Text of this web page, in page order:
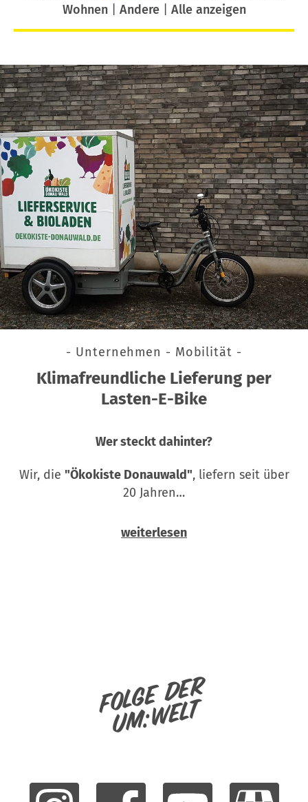
Wohnen| Andere| Alle anzeigen
- Unternehmen - Mobilität -
Klimafreundliche Lieferung per
Lasten-E-Bike
Wer steckt dahinter?
Wir, die "Ökokiste Donauwald", liefern seit über
20 Jahren…
weiterlesen
Folge der
um:welt